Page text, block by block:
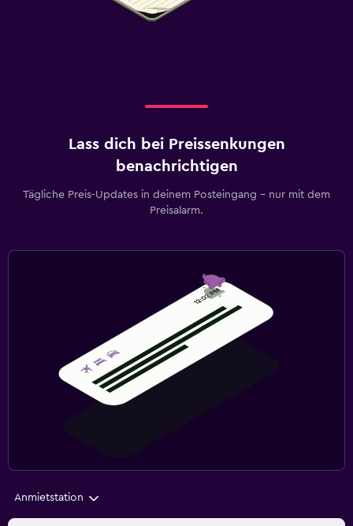
Lass dich bei Preissenkungen
benachrichtigen
Tägliche Preis-Updates in deinem Posteingang – nur mit dem
Preisalarm.
Anmietstation